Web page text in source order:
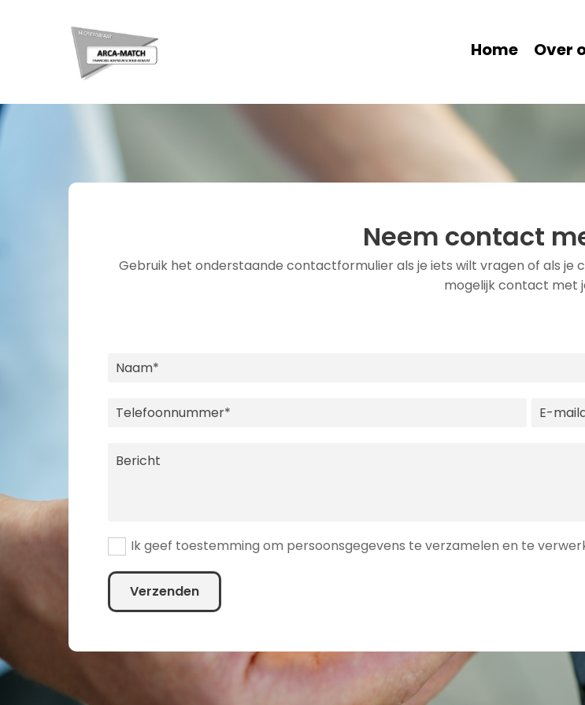
Home Over
Neem contact
Gebruik het onderstaande contactformulier als je iets wilt vragen of als je
mogelijk contact met
Ik geef toestemming om persoonsgegevens te verzamelen en te